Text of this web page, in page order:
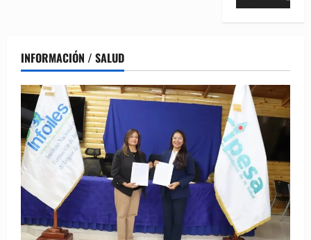
INFORMACIÓN / SALUD